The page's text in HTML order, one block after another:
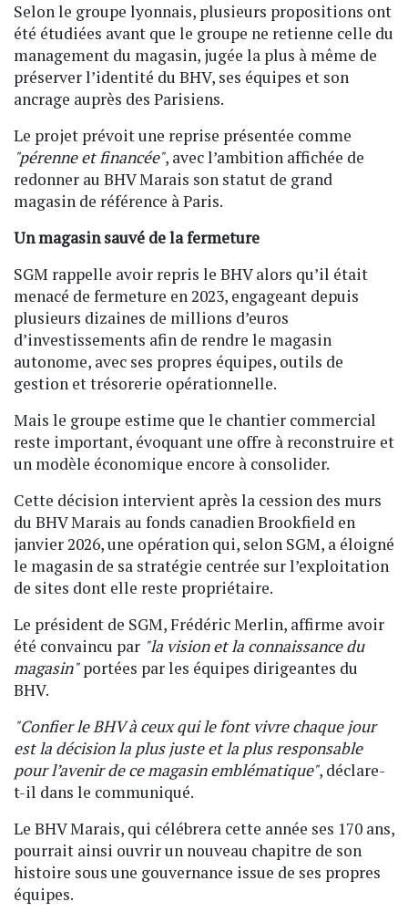
Selon le groupe lyonnais, plusieurs propositions ont
été étudiées avant que le groupe ne retienne celle du
management du magasin, jugée la plus à même de
préserver l’identité du BHV, ses équipes et son
ancrage auprès des Parisiens.
Le projet prévoit une reprise présentée comme
"pérenne et financée", avec l’ambition affichée de
redonner au BHV Marais son statut de grand
magasin de référence à Paris.
Un magasin sauvé de la fermeture
SGM rappelle avoir repris le BHV alors qu’il était
menacé de fermeture en 2023, engageant depuis
plusieurs dizaines de millions d’euros
d’investissements afin de rendre le magasin
autonome, avec ses propres équipes, outils de
gestion et trésorerie opérationnelle.
Mais le groupe estime que le chantier commercial
reste important, évoquant une offre à reconstruire et
un modèle économique encore à consolider.
Cette décision intervient après la cession des murs
du BHV Marais au fonds canadien Brookfield en
janvier 2026, une opération qui, selon SGM, a éloigné
le magasin de sa stratégie centrée sur l’exploitation
de sites dont elle reste propriétaire.
Le président de SGM, Frédéric Merlin, affirme avoir
été convaincu par "la vision et la connaissance du
magasin"portées par les équipes dirigeantes du
BHV.
"Confier le BHV à ceux qui le font vivre chaque jour
est la décision la plus juste et la plus responsable
pour l’avenir de ce magasin emblématique", déclare-
t-il dans le communiqué.
Le BHV Marais, qui célébrera cette année ses 170 ans,
pourrait ainsi ouvrir un nouveau chapitre de son
histoire sous une gouvernance issue de ses propres
équipes.